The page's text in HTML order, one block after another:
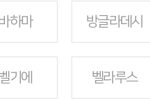
하마 방글라데시
기에 벨라루스